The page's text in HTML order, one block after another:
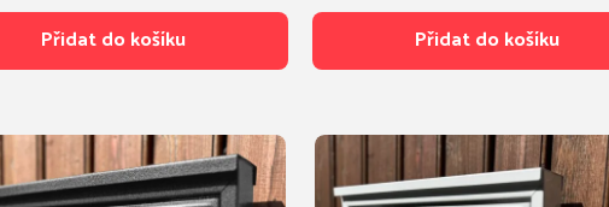
Přidat do košíku Přidat do košíku